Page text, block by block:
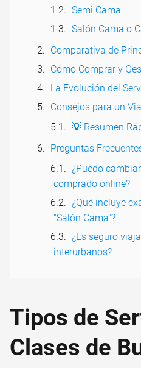
Semi Cama
Salón Cama o
Comparativa de
Cómo Comprar y
La Evolución del
Consejos para un
💡 Resumen
Preguntas
¿Puedo
comprado online?
¿Qué incluye
"Salón Cama"?
¿Es seguro
interurbanos?
Tipos de
Clases de